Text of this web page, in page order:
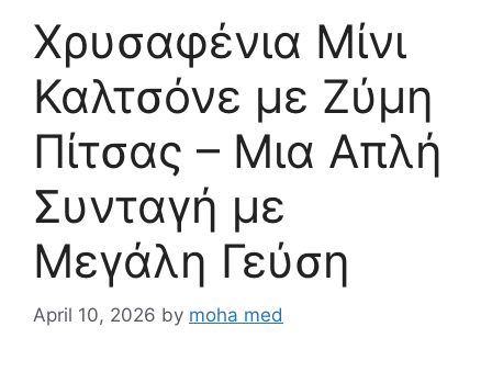
Χρυσαφένια Μίνι
Καλτσόνε με Ζύμη
Πίτσας – Μια Απλή
Συνταγή με
Μεγάλη Γεύση
April 10, 2026 by moha med